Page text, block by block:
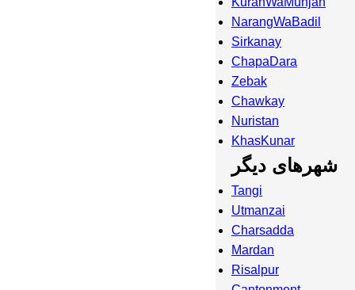
NarangWaBadil
Sirkanay
ChapaDara
Zebak
Chawkay
Nuristan
KhasKunar
شهرهای دیگر
Tangi
Utmanzai
Charsadda
Mardan
Risalpur